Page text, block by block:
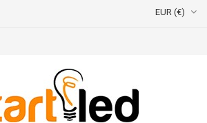
EUR (€)